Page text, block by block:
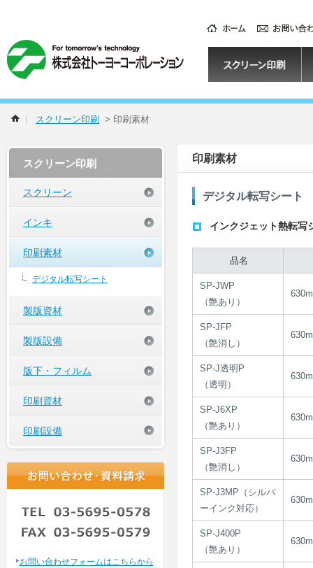
スクリーン印刷 > 印刷素材
スクリーン印刷
スクリーン
インキ
印刷素材
デジタル転写シート
製版資材
製版設備
版下・フィルム
印刷資材
印刷設備
お問い合わせフォームはこちらから
印刷素材
デジタル転写シート
インクジェット熱転写
品名
SP-JWP
（艶あり）
SP-JFP
（艶消し）
SP-J透明P
（透明）
SP-J6XP
（艶あり）
SP-J3FP
（艶消し）
SP-J3MP（シルバ
ーインク対応）
SP-J400P
（艶あり）